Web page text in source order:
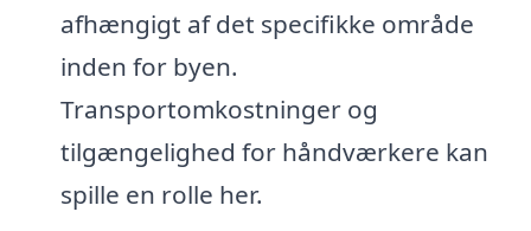
afhængigt af det specifikke område
inden for byen.
Transportomkostninger og
tilgængelighed for håndværkere kan
spille en rolle her.